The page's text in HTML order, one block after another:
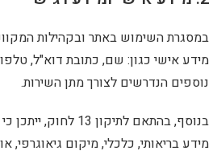
באתר ובקהילות המקוונות אנו
שם, כתובת דוא"ל, טלפון, שיוך
לצורך מתן השירות.
ייתכן כי ייאסף
מידע
כלכלי, מיקום גיאוגרפי, או נתונים